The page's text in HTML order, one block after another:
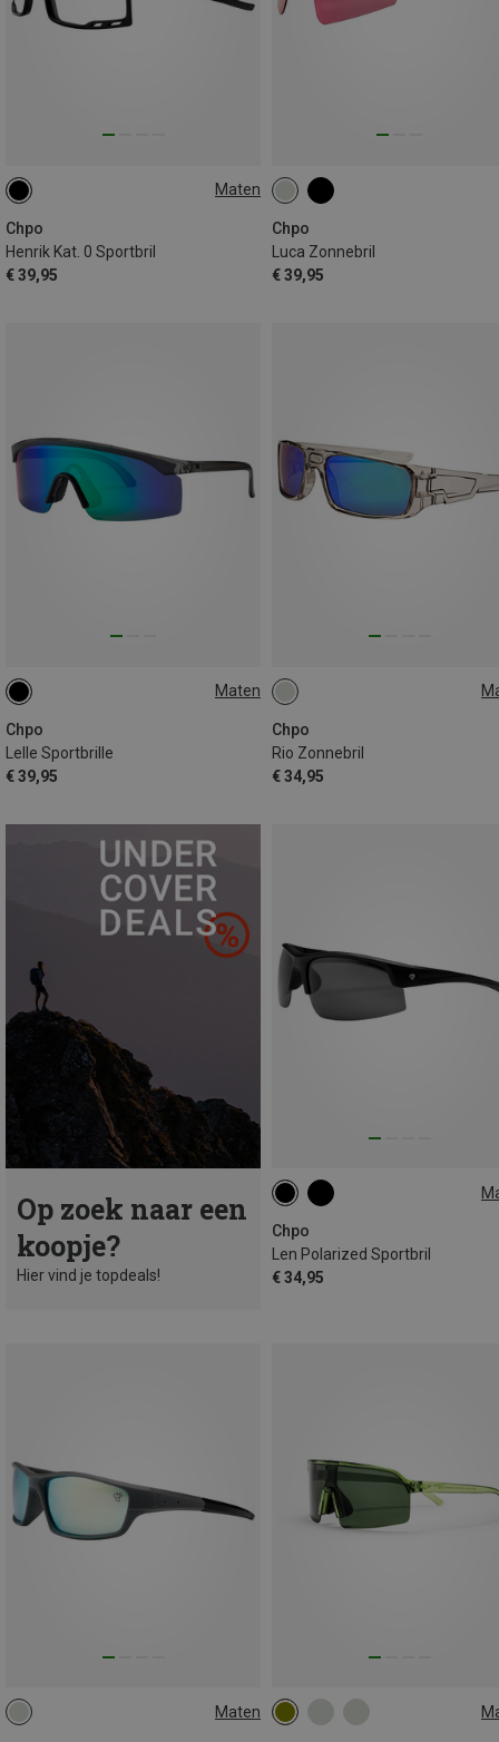
Maten
Chpo
Henrik Kat. 0 Sportbril
€ 39,95
L
Chpo
Luca Zonnebril
€ 39,95
Maten
Chpo
Lelle Sportbrille
€ 39,95
S
Chpo
Rio Zonnebril
€ 34,95
L
Op zoek naar een
koopje?
Hier vind je topdeals!
Chpo
Len Polarized Sportbril
€ 34,95
M
Maten
M L